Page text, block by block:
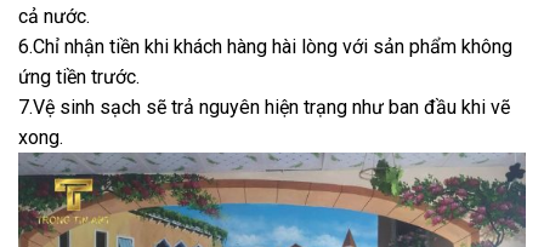
cả nước.
6.Chỉ nhận tiền khi khách hàng hài lòng với sản phẩm không
ứng tiền trước.
7.Vệ sinh sạch sẽ trả nguyên hiện trạng như ban đầu khi vẽ
xong.